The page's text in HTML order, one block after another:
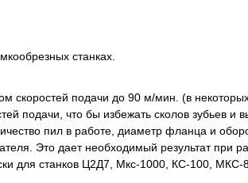
станках.
скоростей подачи до 90 м/мин. (в
подачи, что бы избежать сколов зубьев и
пил в работе, диаметр фланца и
Это дает необходимый результат при
для станков Ц2Д7, Мкс-1000, КС-100,